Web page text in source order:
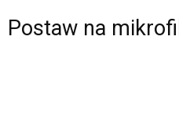
Postaw na